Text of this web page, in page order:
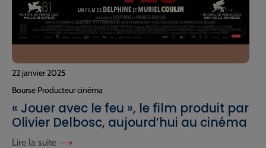
22 janvier 2025
Bourse Producteur cinéma
« Jouer avec le feu », le film produit par
Olivier Delbosc, aujourd’hui au cinéma
Lire la suite